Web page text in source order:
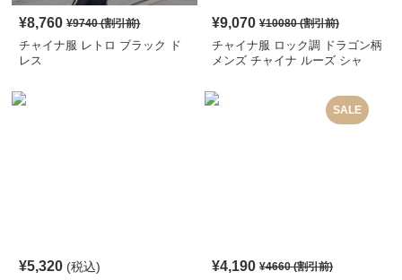
¥8,760 ¥9740(割引前)
チャイナ服 レトロ ブラック ド
レス
¥9,070 ¥10080(割引前)
チャイナ服 ロック調 ドラゴン柄
メンズ チャイナ ルーズ シャ
¥5,320 (税込)
SALE
¥4,190 ¥4660(割引前)